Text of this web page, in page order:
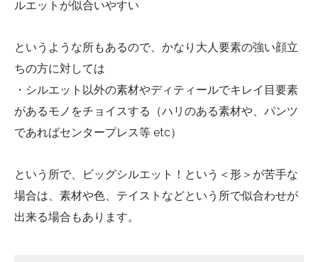
ルエットが似合いやすい
というような所もあるので、かなり大人要素の強い顔立
ちの方に対しては
・シルエット以外の素材やディティールでキレイ目要素
があるモノをチョイスする（ハリのある素材や、パンツ
であればセンタープレス等 etc）
という所で、ビッグシルエット！という＜形＞が苦手な
場合は、素材や色、テイストなどという所で似合わせが
出来る場合もあります。